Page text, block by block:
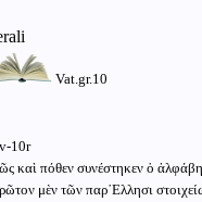
Vat.gr.10
10r
καὶ πόθεν συνέστηκεν ὁ
μὲν τῶν παρ᾽Ελλησι